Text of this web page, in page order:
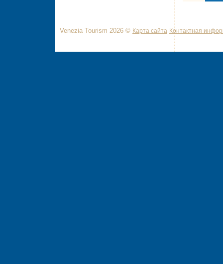
Venezia Tourism 2026 © Карта сайта Контактная